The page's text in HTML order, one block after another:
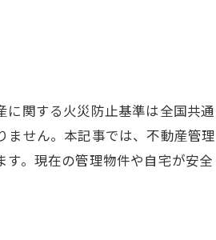
関する火災防止基準は全国共通
せん。本記事では、不動産管
。現在の管理物件や自宅が安